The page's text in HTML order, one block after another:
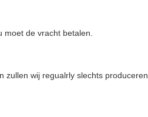
de vracht betalen.
zullen wij regualrly slechts produceren